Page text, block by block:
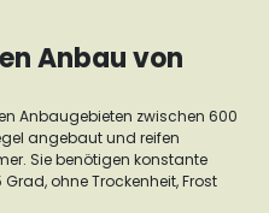
Anbau von
Anbaugebieten zwischen 600
angebaut und reifen
Sie benötigen konstante
ohne Trockenheit, Frost